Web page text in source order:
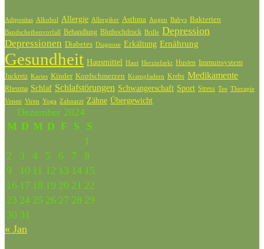
Adipositas Alkohol Allergie Allergiker Asthma Augen Babys Bakterien
Bandscheibenvorfall Behandlung Bluthochdruck Brille Depression
Depressionen Diabetes Diagnose Erkältung Ernährung
Gesundheit Hausmittel Haut Herzinfarkt Husten Immunsystem
Juckreiz Karies Kinder Kopfschmerzen Krampfadern Krebs Medikamente
Rheuma Schlaf Schlafstörungen Schwangerschaft Sport Stress Tee Therapie
Venen Viren Yoga Zahnarzt Zähne Übergewicht
Dezember 2024
M D M D F S
S
1
2
3 4 5 6 7
8
9
10 11 12 13 14 15
16 17 18 19 20 21 22
23 24 25 26 27 28 29
30 31
« Jan